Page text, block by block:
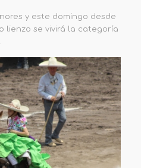
y este domingo desde
lienzo se vivirá la categoría